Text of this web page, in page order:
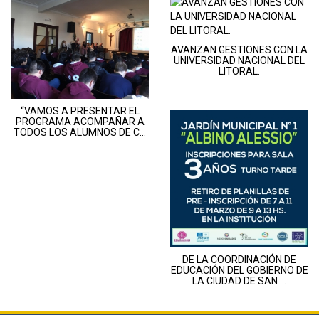
“VAMOS A PRESENTAR EL
PROGRAMA ACOMPAÑAR A
TODOS LOS ALUMNOS DE C...
AVANZAN GESTIONES CON LA
UNIVERSIDAD NACIONAL DEL
LITORAL.
DE LA COORDINACIÓN DE
EDUCACIÓN DEL GOBIERNO DE
LA CIUDAD DE SAN ...